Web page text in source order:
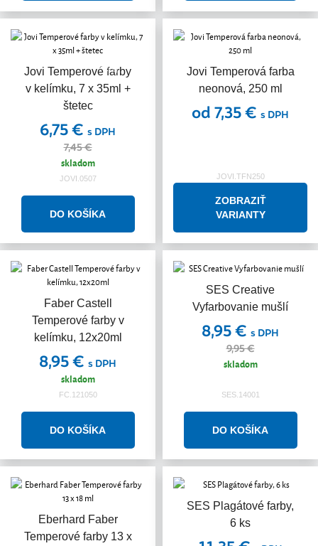
Jovi Temperové farby
v kelímku, 7 x 35ml +
štetec
Akcia
6,75 € s DPH
7,45 €
skladom
JOVI.0507
Jovi Temperová farba
neonová, 250 ml
od 7,35 € s DPH
JOVI.TFN250
ZOBRAZIŤ
VARIANTY
Faber Castell
Temperové farby v
kelímku, 12x20ml
8,95 € s DPH
skladom
FC.121050
SES Creative
Vyfarbovanie mušlí
8,95 € s DPH
9,95 €
skladom
SES.14001
Eberhard Faber
Temperové farby 13 x
SES Plagátové farby,
6 ks
Akcia